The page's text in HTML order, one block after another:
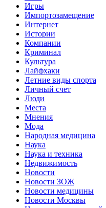
Игры
Импортозамещение
Интернет
Истории
Компании
Криминал
Культура
Лайфхаки
Летние виды спорта
Личный счет
Люди
Места
Мнения
Мода
Народная медицина
Наука
Наука и техника
Недвижимость
Новости
Новости ЗОЖ
Новости медицины
Новости Москвы